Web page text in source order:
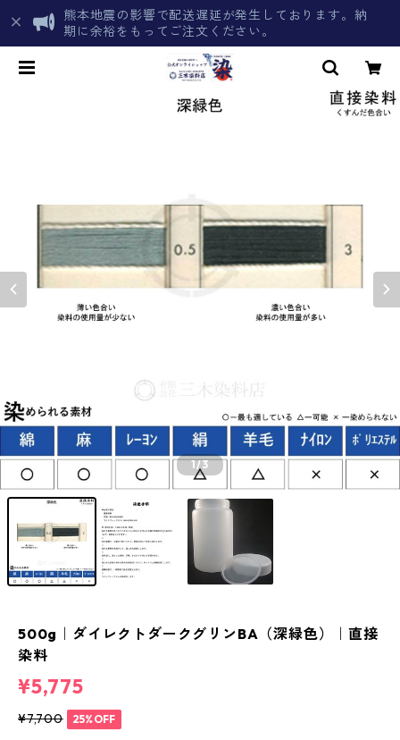
熊本地震の影響で配送遅延が発生しております。納
期に余裕をもってご注文ください。
1/3
500g｜ダイレクトダークグリンBA（深緑色）｜直接
染料
¥5,775
¥7,700 25%OFF